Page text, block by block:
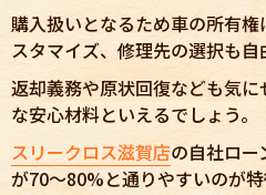
購入扱いとなるため車の所有
スタマイズ、修理先の選択も自
返却義務や原状回復なども気
な安心材料といえるでしょう。
スリークロス滋賀店の自社ロー
が70〜80%と通りやすいのが特